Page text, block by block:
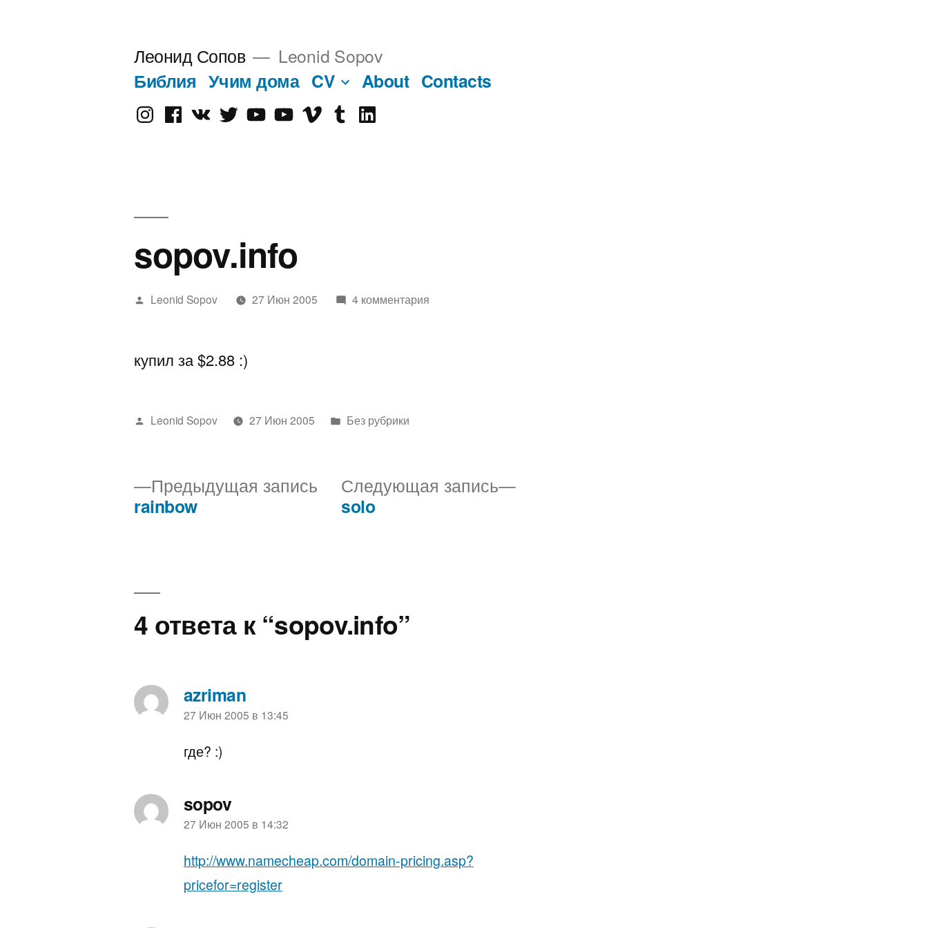
Леонид Сопов Leonid Sopov
Библия Учим дома CV About Contacts
InstagramFacebook
VK TwitterYoutube
Old Vimeotumblrlinkedin
sopov.info
Написано
Leonid Sopov 27 Июн 2005 4 комментария
купил за $2.88 :)
Написано
Leonid Sopov 27 Июн 2005
Написано
Без рубрики
Навигация
записям
Предыдущая запись Предыдущая
запись:
rainbow
Следующая запись
Следующая
solo
4 ответа к “sopov.info”
azriman
пишет:
27 Июн 2005 в 13:45
где? :)
sopov
пишет:
27 Июн 2005 в 14:32
http://www.namecheap.com/domain-pricing.asp?
pricefor=register